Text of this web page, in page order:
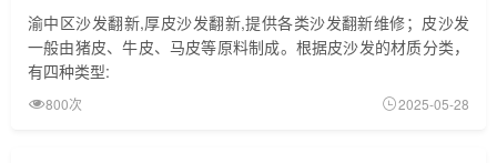
渝中区沙发翻新,厚皮沙发翻新,提供各类沙发翻新维修；皮沙发
一般由猪皮、牛皮、马皮等原料制成。根据皮沙发的材质分类，
有四种类型:
800次 2025-05-28